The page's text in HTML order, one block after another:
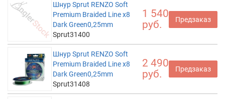
Шнур Sprut RENZO Soft
Premium Braided Line x8
Dark Green0,25mm
Sprut31400
1 540
руб.
Предзаказ
Шнур Sprut RENZO Soft
Premium Braided Line x8
Dark Green0,25mm
Sprut31408
2 490
руб.
Предзаказ